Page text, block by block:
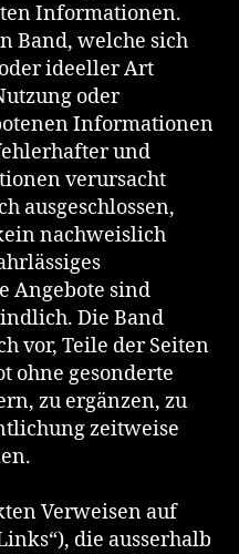
Informationen.
Band, welche sich
ideeller Art
oder
Informationen
und
verursacht
ausgeschlossen,
nachweislich
Angebote sind
Die Band
vor, Teile der Seiten
ohne gesonderte
zu ergänzen, zu
zeitweise
Verweisen auf
die ausserhalb